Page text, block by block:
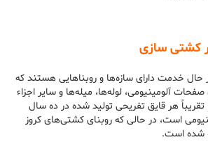
کشتی سازی
حال خدمت دارای سازه‌ها و روبناهایی هستند که
آلومینیومی، لوله‌ها، میله‌ها و سایر اجزاء
هر قایق تفریحی تولید شده در ده سال
است، در حالی که روبنای کشتی‌های کروز
شده است.